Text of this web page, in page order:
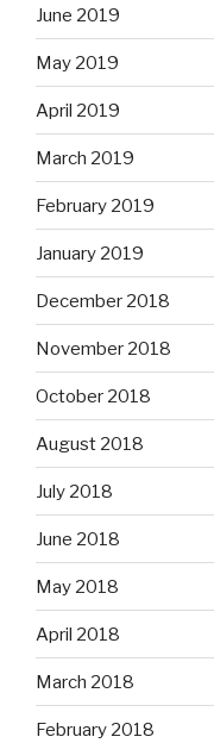
June 2019
May 2019
April 2019
March 2019
February 2019
January 2019
December 2018
November 2018
October 2018
August 2018
July 2018
June 2018
May 2018
April 2018
March 2018
February 2018